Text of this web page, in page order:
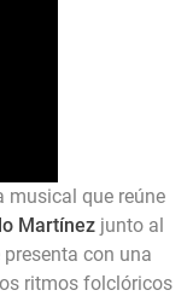
musical que reúne
Martínez junto al
con una
ritmos folclóricos